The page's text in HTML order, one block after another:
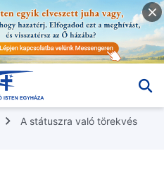
A státuszra való törekvés